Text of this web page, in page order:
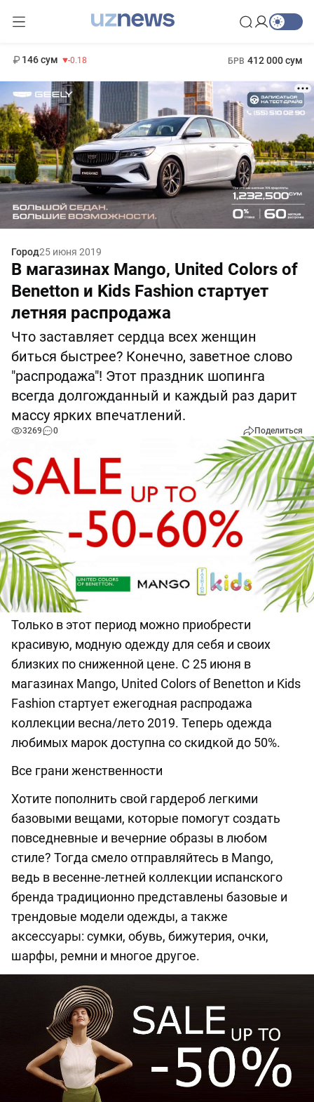
146 сум -0.18 БРВ 412 000 сум
Город25 июня 2019
В магазинах Mango, United Colors of
Benetton и Kids Fashion стартует
летняя распродажа
Что заставляет сердца всех женщин
биться быстрее? Конечно, заветное слово
"распродажа"! Этот праздник шопинга
всегда долгожданный и каждый раз дарит
массу ярких впечатлений.
3269 0 Поделиться
Только в этот период можно приобрести
красивую, модную одежду для себя и своих
близких по сниженной цене. С 25 июня в
магазинах Mango, United Colors of Benetton и Kids
Fashion стартует ежегодная распродажа
коллекции весна/лето 2019. Теперь одежда
любимых марок доступна со скидкой до 50%.
Все грани женственности
Хотите пополнить свой гардероб легкими
базовыми вещами, которые помогут создать
повседневные и вечерние образы в любом
стиле? Тогда смело отправляйтесь в Mango,
ведь в весенне-летней коллекции испанского
бренда традиционно представлены базовые и
трендовые модели одежды, а также
аксессуары: сумки, обувь, бижутерия, очки,
шарфы, ремни и многое другое.